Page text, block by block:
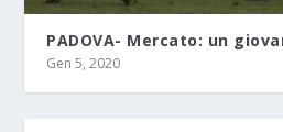
PADOVA- Mercato: un
Gen 5, 2020